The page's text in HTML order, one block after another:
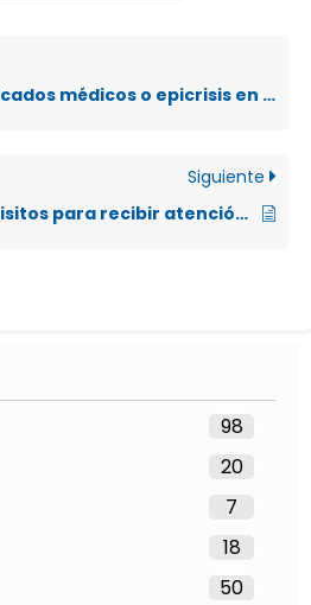
98
20
7
18
50
o epicrisis en el Departamento de Salud?
Siguiente
¿Cuáles son los requisitos para recibir atención médica en la UNA?